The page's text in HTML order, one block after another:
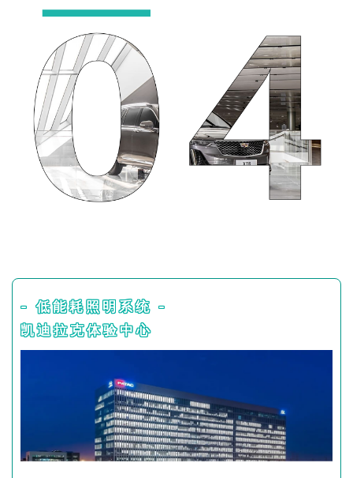
- 低能耗照明系统 -
凯迪拉克体验中心